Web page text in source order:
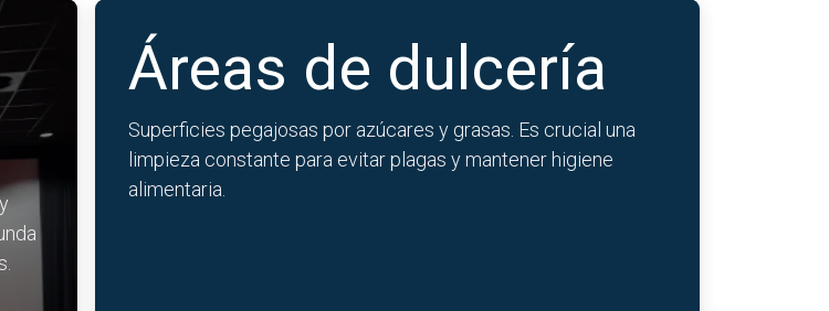
Áreas de dulcería
Superficies pegajosas por azúcares y grasas. Es crucial una
limpieza constante para evitar plagas y mantener higiene
alimentaria.